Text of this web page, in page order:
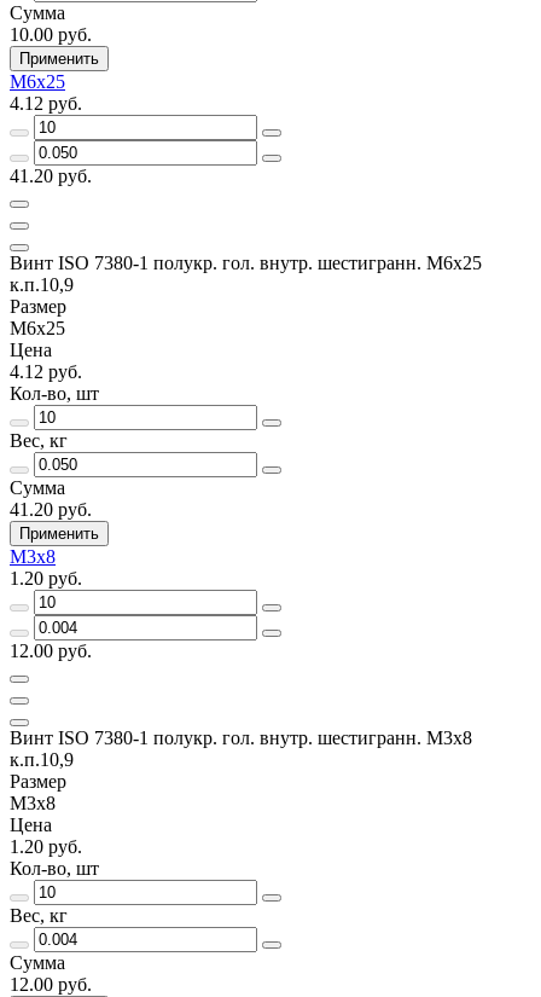
Сумма
10.00 руб.
Применить
М6х25
4.12 руб.
41.20 руб.
Винт ISO 7380-1 полукр. гол. внутр. шестигранн. М6х25
к.п.10,9
Размер
М6х25
Цена
4.12 руб.
Кол-во, шт
Вес, кг
Сумма
41.20 руб.
Применить
М3х8
1.20 руб.
12.00 руб.
Винт ISO 7380-1 полукр. гол. внутр. шестигранн. М3х8
к.п.10,9
Размер
М3х8
Цена
1.20 руб.
Кол-во, шт
Вес, кг
Сумма
12.00 руб.